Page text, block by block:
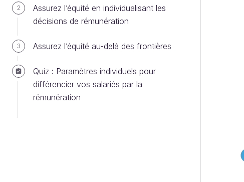
2
Assurez l’équité en individualisant les
décisions de rémunération
3 Assurez l’équité au-delà des frontières
Quiz : Paramètres individuels pour
différencier vos salariés par la
rémunération